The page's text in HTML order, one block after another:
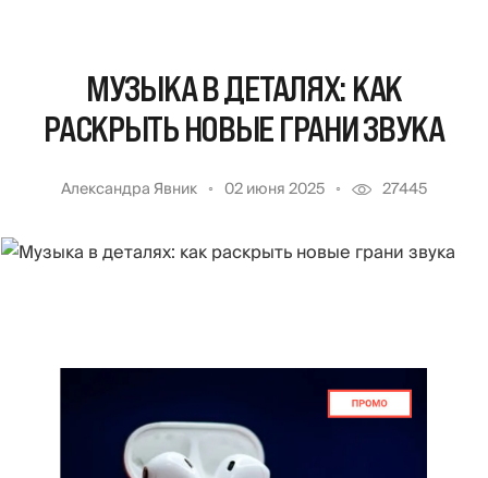
МУЗЫКА В ДЕТАЛЯХ: КАК
РАСКРЫТЬ НОВЫЕ ГРАНИ ЗВУКА
Александра Явник 02 июня 2025 27445